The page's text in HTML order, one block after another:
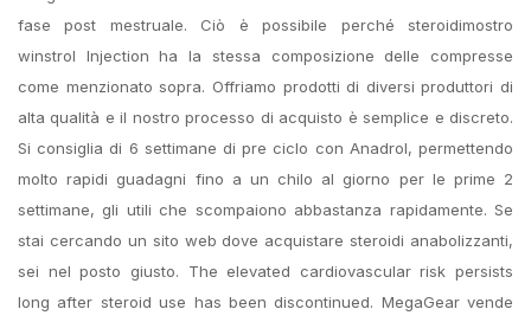
fase post mestruale. Ciò è possibile perché steroidimostro
winstrol Injection ha la stessa composizione delle compresse
come menzionato sopra. Offriamo prodotti di diversi produttori di
alta qualità e il nostro processo di acquisto è semplice e discreto.
Si consiglia di 6 settimane di pre ciclo con Anadrol, permettendo
molto rapidi guadagni fino a un chilo al giorno per le prime 2
settimane, gli utili che scompaiono abbastanza rapidamente. Se
stai cercando un sito web dove acquistare steroidi anabolizzanti,
sei nel posto giusto. The elevated cardiovascular risk persists
long after steroid use has been discontinued. MegaGear vende